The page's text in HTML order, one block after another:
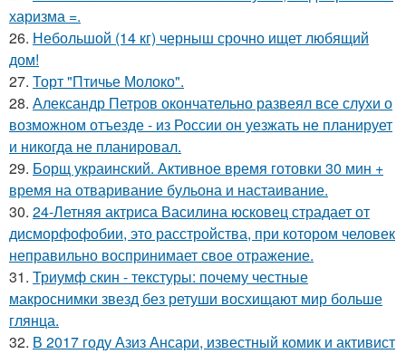
харизма =.
26. Небольшой (14 кг) черныш срочно ищет любящий
дом!
27. Торт "Птичье Молоко".
28. Александр Петров окончательно развеял все слухи о
возможном отъезде - из России он уезжать не планирует
и никогда не планировал.
29. Борщ украинский. Активное время готовки 30 мин +
время на отваривание бульона и настаивание.
30. 24-Летняя актриса Василина юсковец страдает от
дисморфофобии, это расстройства, при котором человек
неправильно воспринимает свое отражение.
31. Триумф скин - текстуры: почему честные
макроснимки звезд без ретуши восхищают мир больше
глянца.
32. В 2017 году Азиз Ансари, известный комик и активист